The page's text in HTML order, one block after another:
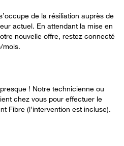
de la résiliation auprès de
actuel. En attendant la mise en
nouvelle offre, restez connecté
mois.
! Notre technicienne ou
chez vous pour effectuer le
Fibre (l’intervention est incluse).